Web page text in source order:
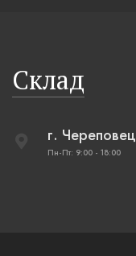
Склад
г.
Пн-Пт: 9:00 - 18:00